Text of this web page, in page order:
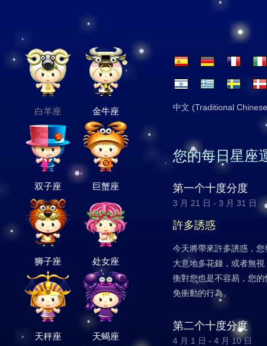
白羊座 金牛座
双子座 巨蟹座
狮子座 处女座
天秤座 天蝎座
中文 (Traditional
您的每日星座
第一个十度分度
3 月 21 日 - 3 月 31 日
許多誘惑
今天將帶來許多誘惑，
大意地多花錢，或者無
衡對您也是不容易，您
免衝動的行為。
第二个十度分度
4 月 1 日 - 4 月 10 日